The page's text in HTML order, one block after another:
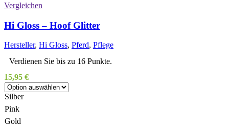
Vergleichen
Hi Gloss – Hoof Glitter
Hersteller, Hi Gloss, Pferd, Pflege
Verdienen Sie bis zu 16 Punkte.
15,95 €
Silber
Pink
Gold